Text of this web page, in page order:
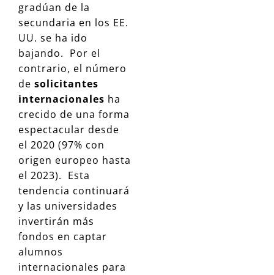
gradúan de la
secundaria en los EE.
UU. se ha ido
bajando. Por el
contrario, el número
de solicitantes
internacionales ha
crecido de una forma
espectacular desde
el 2020 (97% con
origen europeo hasta
el 2023). Esta
tendencia continuará
y las universidades
invertirán más
fondos en captar
alumnos
internacionales para